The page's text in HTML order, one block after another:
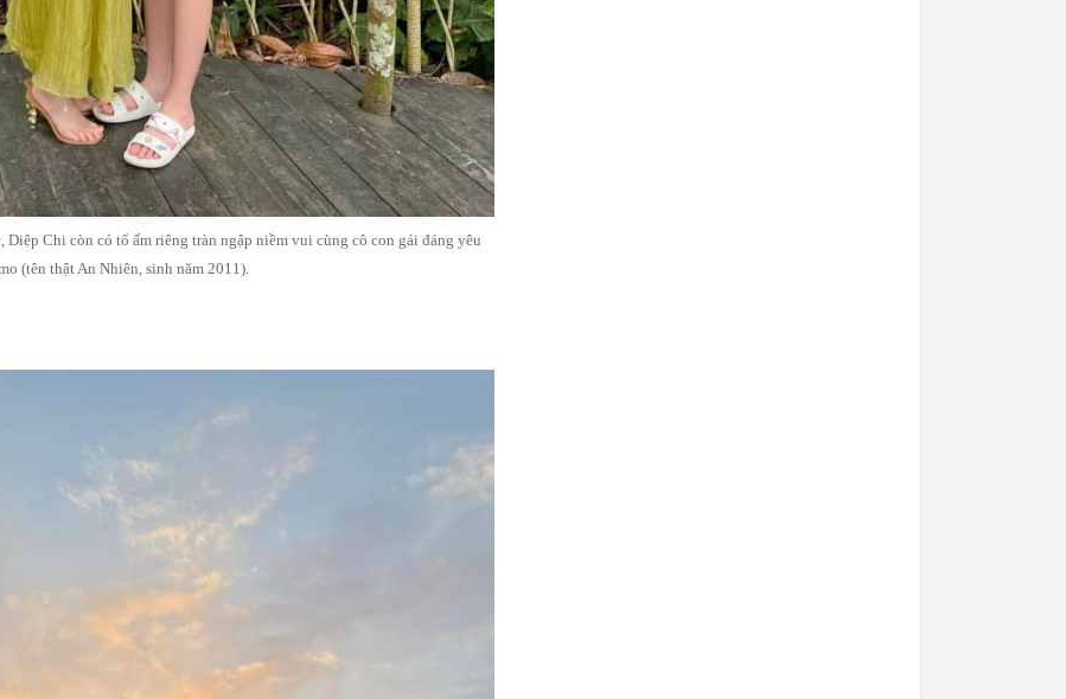
Chi còn có tổ ấm riêng tràn ngập niềm vui cùng cô con gái đáng yêu
(tên thật An Nhiên, sinh năm 2011).